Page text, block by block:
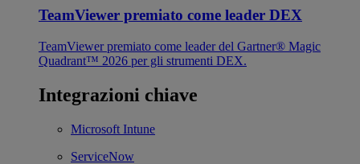
TeamViewer premiato come leader DEX
TeamViewer premiato come leader del Gartner® Magic
Quadrant™ 2026 per gli strumenti DEX.
Integrazioni chiave
Microsoft Intune
ServiceNow